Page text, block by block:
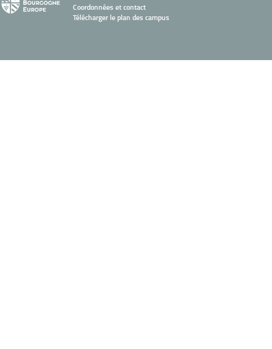
Coordonnées et contact
Télécharger le plan des campus